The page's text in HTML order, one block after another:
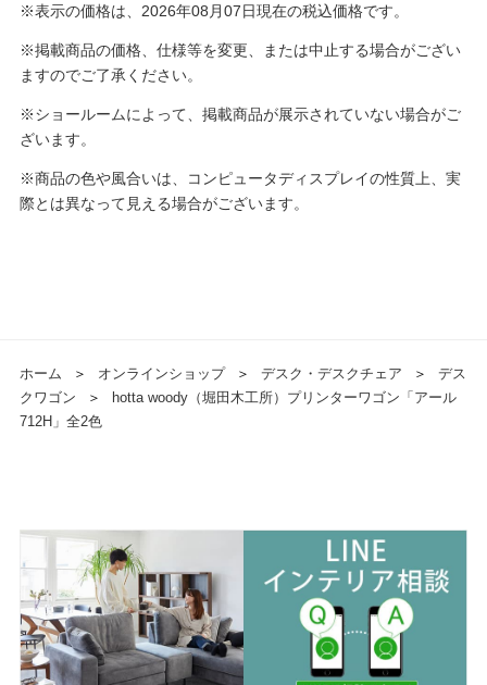
※表示の価格は、2026年08月07日現在の税込価格です。
※掲載商品の価格、仕様等を変更、または中止する場合がござい
ますのでご了承ください。
※ショールームによって、掲載商品が展示されていない場合がご
ざいます。
※商品の色や風合いは、コンピュータディスプレイの性質上、実
際とは異なって見える場合がございます。
ホーム ＞ オンラインショップ ＞ デスク・デスクチェア ＞
デス
クワゴン
＞
hotta woody（堀田木工所）プリンターワゴン「アール
712H」全2色